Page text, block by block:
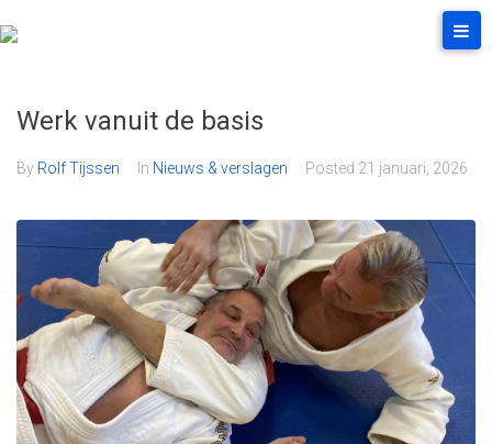
Werk vanuit de basis
By Rolf Tijssen In Nieuws & verslagen Posted 21 januari, 2026